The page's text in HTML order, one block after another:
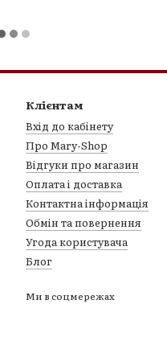
Клієнтам
Вхід до кабінету
Про Mary-Shop
Відгуки про магазин
Оплата і доставка
Контактна інформація
Обмін та повернення
Угода користувача
Блог
Ми в соцмережах